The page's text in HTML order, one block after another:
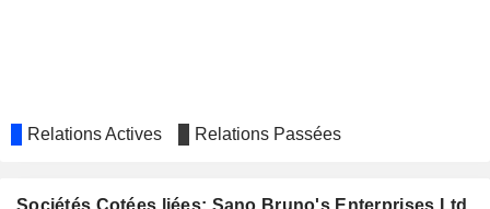
Relations Actives Relations Passées
Sociétés Cotées liées: Sano Bruno's Enterprises Ltd